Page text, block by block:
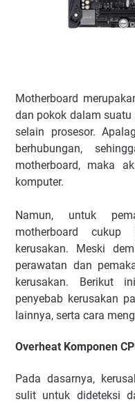
Motherboard
dan pokok dalam
selain prosesor.
berhubungan,
motherboard, maka
komputer.
Namun, untuk
motherboard
kerusakan. Meski
perawatan dan
kerusakan. Berikut
penyebab kerusakan
lainnya, serta cara
Overheat Komponen
Pada dasarnya,
sulit untuk dideteksi